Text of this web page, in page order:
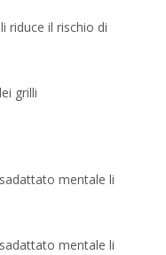
riduce il rischio di
grilli
mentale li
mentale li